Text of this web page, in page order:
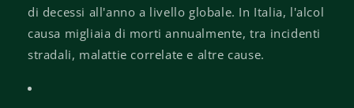
di decessi all'anno a livello globale. In Italia, l'alcol
causa migliaia di morti annualmente, tra incidenti
stradali, malattie correlate e altre cause.